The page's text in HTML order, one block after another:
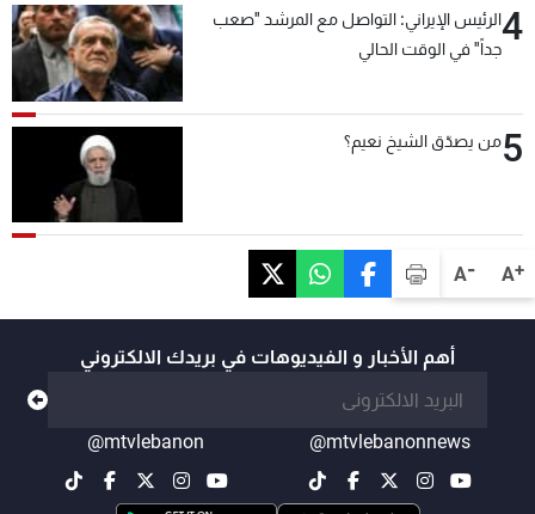
A+
A-
4الرئيس الإيراني: التواصل مع المرشد "صعب
جداً" في الوقت الحالي
5من يصدّق الشيخ نعيم؟
أهم الأخبار و الفيديوهات في بريدك الالكتروني
@mtvlebanonnews
@mtvlebanon